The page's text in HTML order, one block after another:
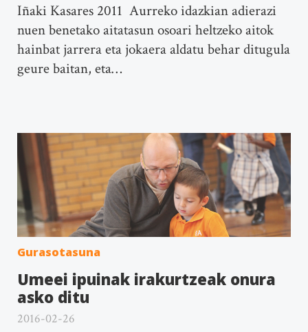
Iñaki Kasares 2011 Aurreko idazkian adierazi
nuen benetako aitatasun osoari heltzeko aitok
hainbat jarrera eta jokaera aldatu behar ditugula
geure baitan, eta…
Gurasotasuna
Umeei ipuinak irakurtzeak onura
asko ditu
2016-02-26